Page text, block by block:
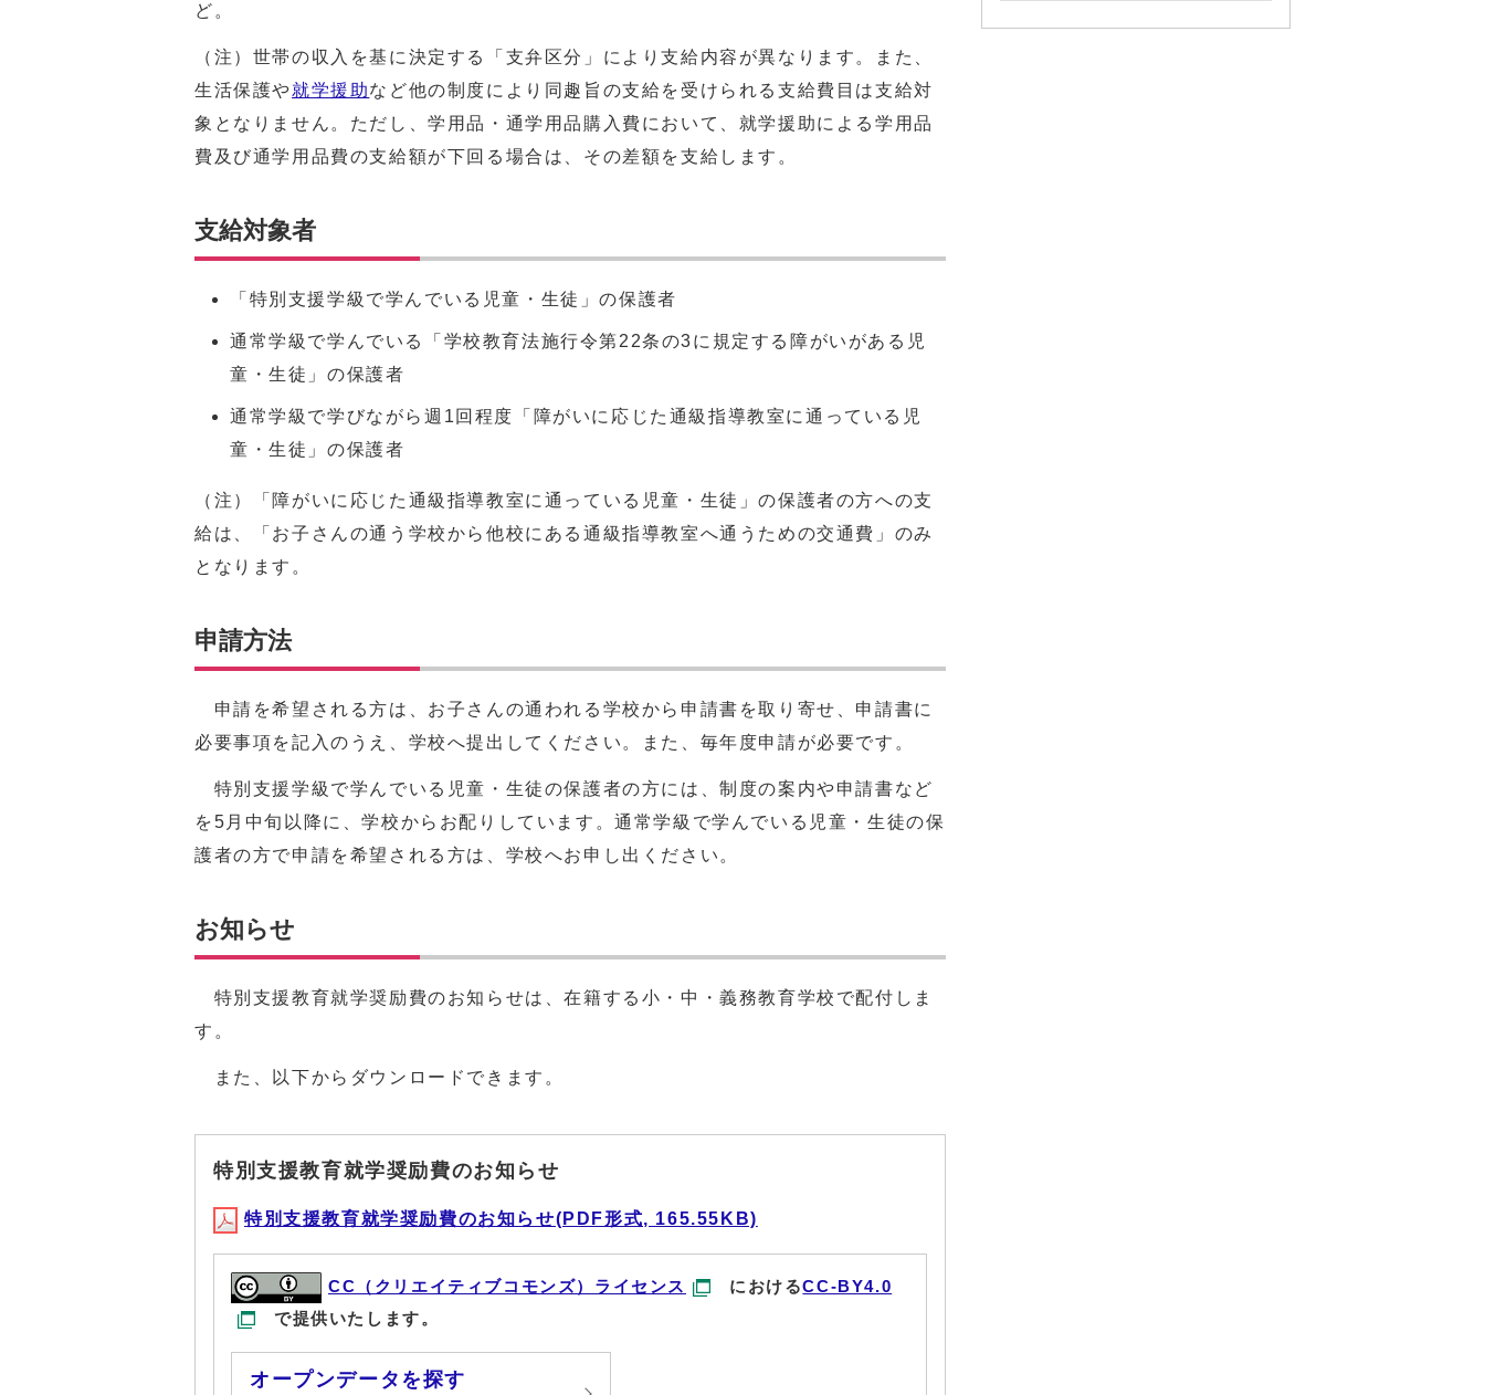
ど。
（注）世帯の収入を基に決定する「支弁区分」により支給内容が異なります。また、
生活保護や就学援助など他の制度により同趣旨の支給を受けられる支給費目は支給対
象となりません。ただし、学用品・通学用品購入費において、就学援助による学用品
費及び通学用品費の支給額が下回る場合は、その差額を支給します。
支給対象者
「特別支援学級で学んでいる児童・生徒」の保護者
通常学級で学んでいる「学校教育法施行令第22条の3に規定する障がいがある児
童・生徒」の保護者
通常学級で学びながら週1回程度「障がいに応じた通級指導教室に通っている児
童・生徒」の保護者
（注）「障がいに応じた通級指導教室に通っている児童・生徒」の保護者の方への支
給は、「お子さんの通う学校から他校にある通級指導教室へ通うための交通費」のみ
となります。
申請方法
申請を希望される方は、お子さんの通われる学校から申請書を取り寄せ、申請書に
必要事項を記入のうえ、学校へ提出してください。また、毎年度申請が必要です。
特別支援学級で学んでいる児童・生徒の保護者の方には、制度の案内や申請書など
を5月中旬以降に、学校からお配りしています。通常学級で学んでいる児童・生徒の保
護者の方で申請を希望される方は、学校へお申し出ください。
お知らせ
特別支援教育就学奨励費のお知らせは、在籍する小・中・義務教育学校で配付しま
す。
また、以下からダウンロードできます。
特別支援教育就学奨励費のお知らせ
特別支援教育就学奨励費のお知らせ(PDF形式, 165.55KB)
CC（クリエイティブコモンズ）ライセンス におけるCC-BY4.0
で提供いたします。
オープンデータを探す